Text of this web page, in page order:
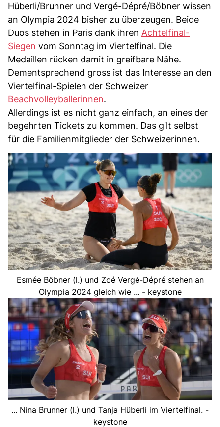
Hüberli/Brunner und Vergé-Dépré/Böbner wissen
an Olympia 2024 bisher zu überzeugen. Beide
Duos stehen in Paris dank ihren Achtelfinal-
Siegen vom Sonntag im Viertelfinal. Die
Medaillen rücken damit in greifbare Nähe.
Dementsprechend gross ist das Interesse an den
Viertelfinal-Spielen der Schweizer
Beachvolleyballerinnen.
Allerdings ist es nicht ganz einfach, an eines der
begehrten Tickets zu kommen. Das gilt selbst
für die Familienmitglieder der Schweizerinnen.
Esmée Böbner (l.) und Zoé Vergé-Dépré stehen an
Olympia 2024 gleich wie ... - keystone
... Nina Brunner (l.) und Tanja Hüberli im Viertelfinal. -
keystone